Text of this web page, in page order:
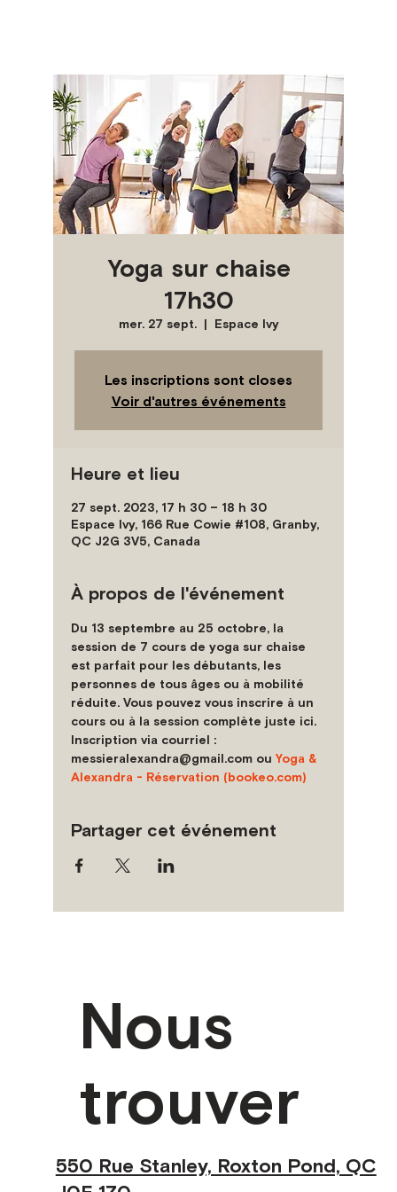
Yoga sur chaise
17h30
mer. 27 sept.
  |
Espace Ivy
Les inscriptions sont closes
Voir d'autres événements
Heure et lieu
27 sept. 2023, 17 h 30 – 18 h 30
Espace Ivy, 166 Rue Cowie #108, Granby,
QC J2G 3V5, Canada
À propos de l'événement
Du 13 septembre au 25 octobre, la
session de 7 cours de yoga sur chaise
est parfait pour les débutants, les
personnes de tous âges ou à mobilité
réduite. Vous pouvez vous inscrire à un
cours ou à la session complète juste ici.
Inscription via courriel :
messieralexandra@gmail.com ou Yoga &
Alexandra - Réservation (bookeo.com)
Partager cet événement
Nous
trouver
550 Rue Stanley, Roxton Pond, QC